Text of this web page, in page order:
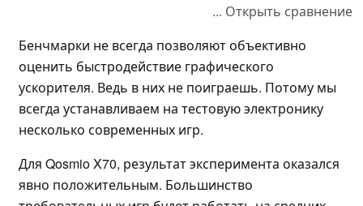
... Открыть сравнение
Бенчмарки не всегда позволяют объективно
оценить быстродействие графического
ускорителя. Ведь в них не поиграешь. Потому мы
всегда устанавливаем на тестовую электронику
несколько современных игр.
Для Qosmio X70, результат эксперимента оказался
явно положительным. Большинство